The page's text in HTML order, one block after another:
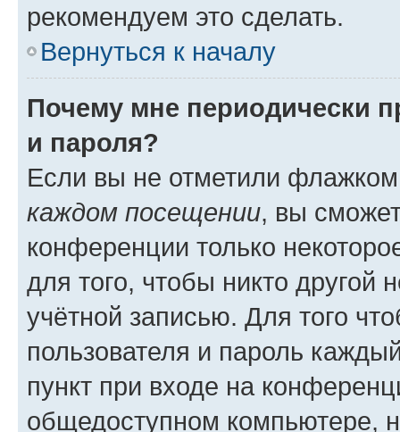
рекомендуем это сделать.
Вернуться к началу
Почему мне периодически
и пароля?
Если вы не отметили
каждом посещении, вы
конференции только
для того, чтобы никто другой
учётной записью. Для того
пользователя и пароль
пункт при входе на
общедоступном компьютере,